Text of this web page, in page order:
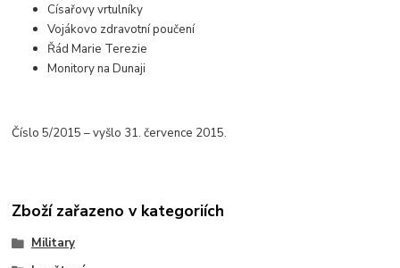
Císařovy vrtulníky
Vojákovo zdravotní poučení
Řád Marie Terezie
Monitory na Dunaji
Číslo 5/2015 – vyšlo 31. července 2015.
Zboží zařazeno v kategoriích
Military